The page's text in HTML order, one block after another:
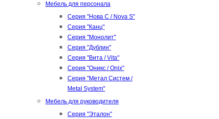
Мебель для персонала
Серия "Нова С / Nova S"
Серия "Канц"
Серия "Монолит"
Серия "Дублин"
Серия "Вита / Vita"
Серия "Оникс / Onix"
Серия "Метал Систем /
Metal System"
Мебель для руководителя
Серия "Эталон"